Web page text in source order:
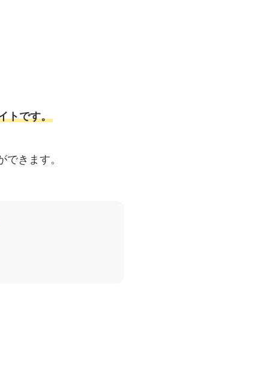
トです。
きます。